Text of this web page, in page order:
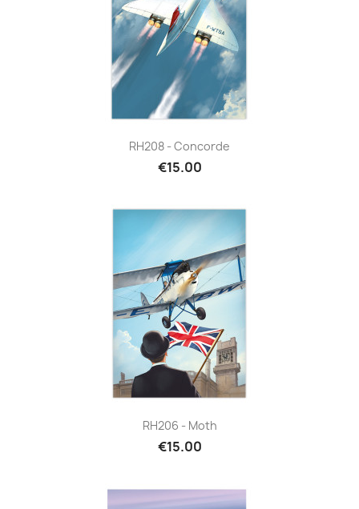
RH208 - Concorde
€15.00
RH206 - Moth
€15.00